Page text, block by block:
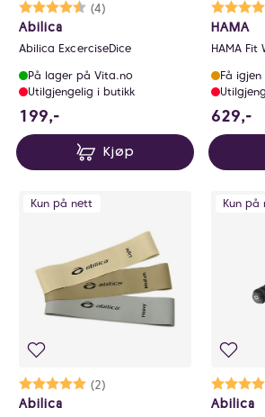
Karakter:
(4)
4.8 av 5 mulige
Abilica
Abilica ExcerciseDice
På lager på Vita.no
Utilgjengelig i butikk
199,-
Kjøp
HAMA
HAMA Fit
Få
629,-
Kun på nett
Karakter:
(2)
5.0 av 5 mulige
Abilica
Kun på
Abilica